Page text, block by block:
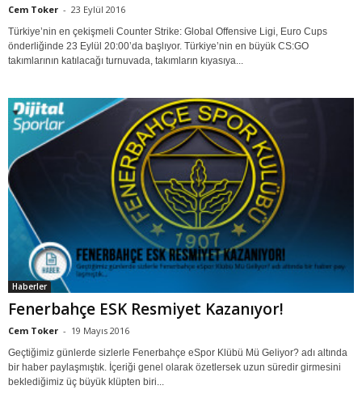
Cem Toker - 23 Eylül 2016
Türkiye’nin en çekişmeli Counter Strike: Global Offensive Ligi, Euro Cups
önderliğinde 23 Eylül 20:00’da başlıyor. Türkiye’nin en büyük CS:GO
takımlarının katılacağı turnuvada, takımların kıyasıya...
Haberler
Fenerbahçe ESK Resmiyet Kazanıyor!
Cem Toker - 19 Mayıs 2016
Geçtiğimiz günlerde sizlerle Fenerbahçe eSpor Klübü Mü Geliyor? adı altında
bir haber paylaşmıştık. İçeriği genel olarak özetlersek uzun süredir girmesini
beklediğimiz üç büyük klüpten biri...